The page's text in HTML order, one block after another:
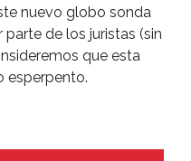
nuevo globo sonda
de los juristas (sin
que esta
esperpento.